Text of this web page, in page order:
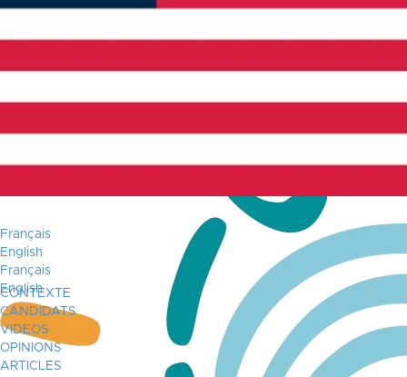
Français
English
Français
English
CONTEXTE
CANDIDATS
VIDEOS
OPINIONS
ARTICLES